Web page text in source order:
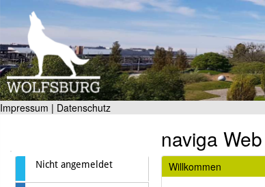
Impressum | Datenschutz
Nicht angemeldet
naviga Web
Willkommen